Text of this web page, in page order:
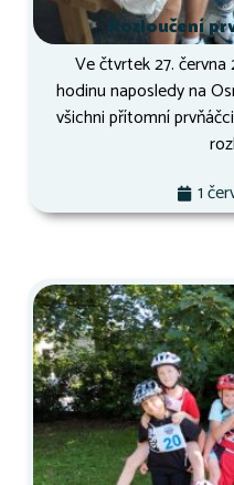
Rozloučení
Ve čtvrtek 27.
hodinu naposledy na
všichni přítomní
1